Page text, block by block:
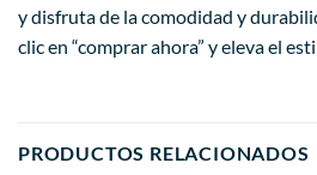
y disfruta de la comodidad y
clic en “comprar ahora” y eleva el
PRODUCTOS RELACIONADOS